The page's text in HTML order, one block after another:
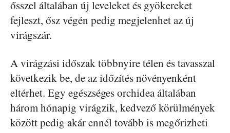
ősszel általában új leveleket és gyökereket
fejleszt, ősz végén pedig megjelenhet az új
virágszár.
A virágzási időszak többnyire télen és tavasszal
következik be, de az időzítés növényenként
eltérhet. Egy egészséges orchidea általában
három hónapig virágzik, kedvező körülmények
között pedig akár ennél tovább is megőrizheti